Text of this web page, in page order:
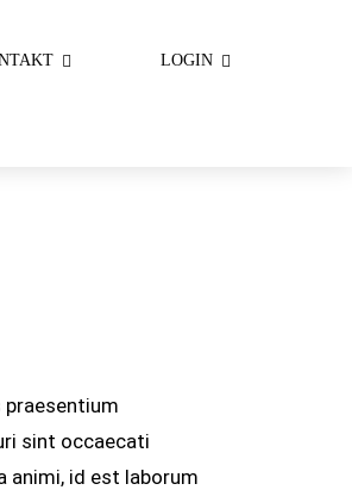
LOGIN
sint occaecati
animi, id est laborum